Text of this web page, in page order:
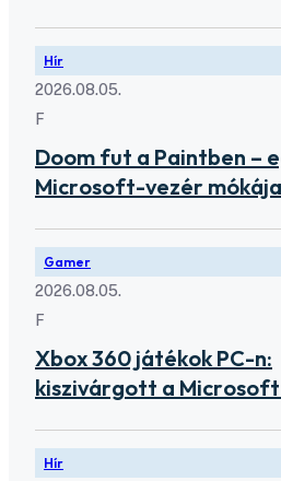
Hír
2026.08.05.
F
Doom fut a Paintben –
Microsoft-vezér mókája
Gamer
2026.08.05.
F
Xbox 360 játékok PC-n:
kiszivárgott a
Hír